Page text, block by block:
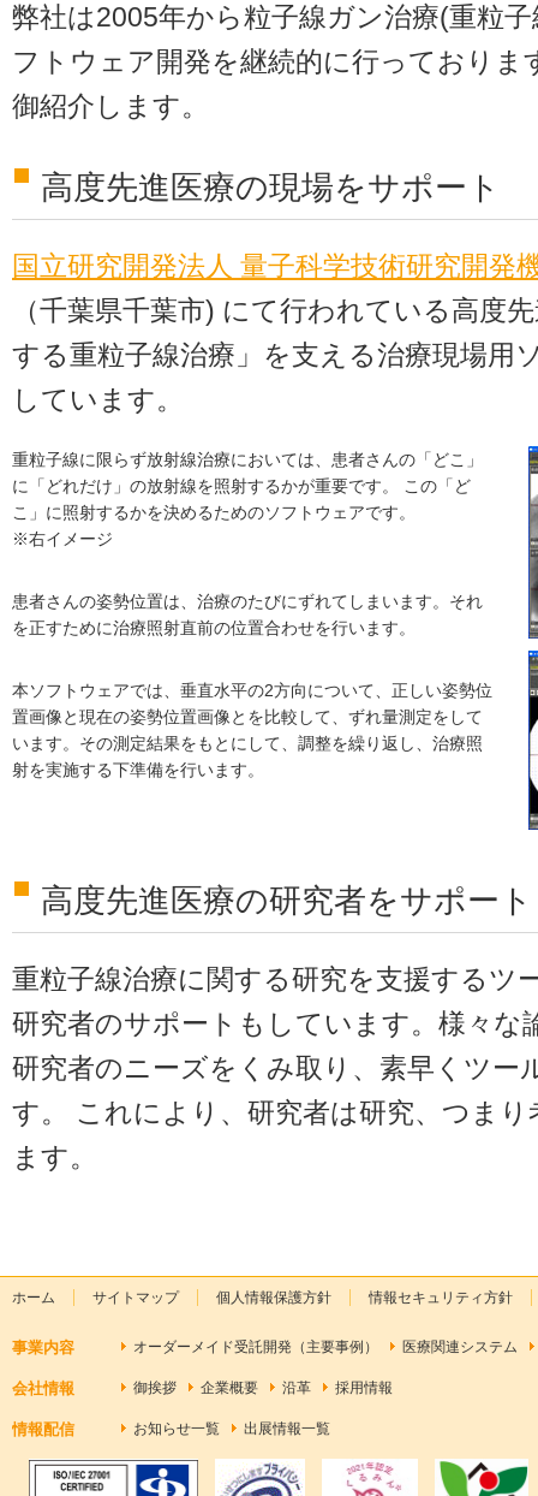
弊社は2005年から粒子線ガン治療(重粒
フトウェア開発を継続的に行っておりま
御紹介します。
高度先進医療の現場をサポート
国立研究開発法人 量子科学技術研究開発
（千葉県千葉市) にて行われている高度
する重粒子線治療」を支える治療現場用
しています。
重粒子線に限らず放射線治療においては、患者さんの「どこ」
に「どれだけ」の放射線を照射するかが重要です。 この「ど
こ」に照射するかを決めるためのソフトウェアです。
※右イメージ
患者さんの姿勢位置は、治療のたびにずれてしまいます。それ
を正すために治療照射直前の位置合わせを行います。
本ソフトウェアでは、垂直水平の2方向について、正しい姿勢位
置画像と現在の姿勢位置画像とを比較して、ずれ量測定をして
います。その測定結果をもとにして、調整を繰り返し、治療照
射を実施する下準備を行います。
高度先進医療の研究者をサポート
重粒子線治療に関する研究を支援するツ
研究者のサポートもしています。様々な
研究者のニーズをくみ取り、素早くツー
す。 これにより、研究者は研究、つま
ます。
ホーム サイトマップ 個人情報保護方針 情報セキュリティ方針
事業内容 オーダーメイド受託開発（主要事例） 医療関連システム
会社情報 御挨拶 企業概要 沿革 採用情報
情報配信 お知らせ一覧 出展情報一覧